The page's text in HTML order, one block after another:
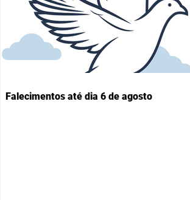
Falecimentos até dia 6 de agosto